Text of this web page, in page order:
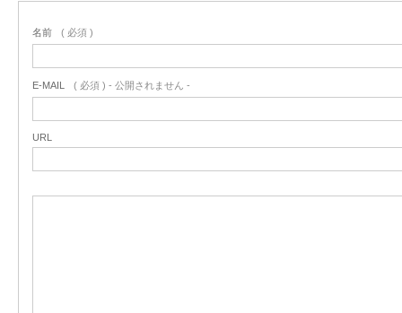
名前 ( 必須 )
E-MAIL ( 必須 ) - 公開されません -
URL